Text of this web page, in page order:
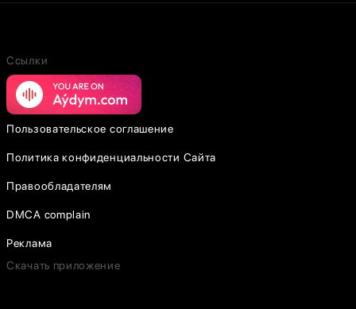
Ссылки
Пользовательское соглашение
Политика конфиденциальности Сайта
Правообладателям
DMCA complain
Реклама
Скачать приложение